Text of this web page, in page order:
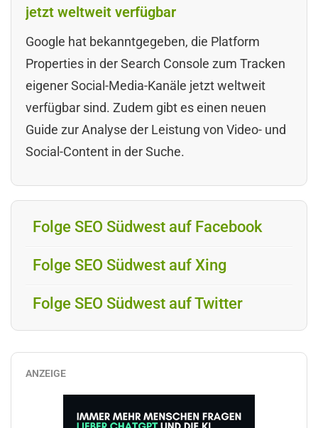
jetzt weltweit verfügbar
Google hat bekanntgegeben, die Platform
Properties in der Search Console zum Tracken
eigener Social-Media-Kanäle jetzt weltweit
verfügbar sind. Zudem gibt es einen neuen
Guide zur Analyse der Leistung von Video- und
Social-Content in der Suche.
Folge SEO Südwest auf Facebook
Folge SEO Südwest auf Xing
Folge SEO Südwest auf Twitter
ANZEIGE